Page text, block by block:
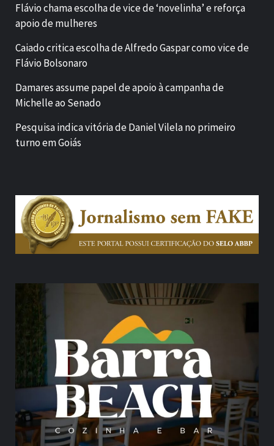
Flávio chama escolha de vice de ‘novelinha’ e reforça
apoio de mulheres
Caiado critica escolha de Alfredo Gaspar como vice de
Flávio Bolsonaro
Damares assume papel de apoio à campanha de
Michelle ao Senado
Pesquisa indica vitória de Daniel Vilela no primeiro
turno em Goiás